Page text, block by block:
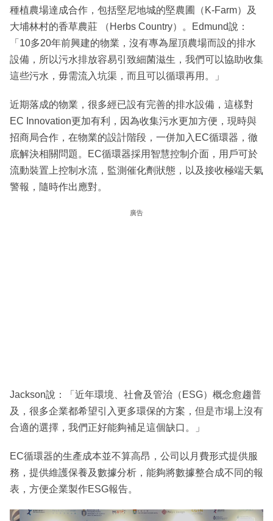
種植農場達成合作，包括堅尼地城的堅農圃（K-Farm）及
大埔林村的香草農莊 （Herbs Country）。Edmund說：
「10多20年前興建的物業，沒有專為屋頂農場而設的排水
設備，所以污水排放容易引致細菌滋生，我們可以協助收集
這些污水，毋需流入坑渠，而且可以循環再用。」
近期落成的物業，很多經已設有完善的排水設備，這樣對
EC Innovation更加有利，因為收集污水更加方便，現時與
招商局合作，在物業的設計階段，一併加入EC循環器，徹
底解決相關問題。EC循環器採用智慧控制介面，用戶可於
流動裝置上控制水流，監測催化劑狀態，以及接收極端天氣
警報，隨時作出應對。
廣告
Jackson說：「近年環境、社會及管治（ESG）概念愈趨普
及，很多企業都希望引入更多環保的方案，但是市場上沒有
合適的選擇，我們正好能夠補足這個缺口。」
EC循環器的生產成本並不算高昂，公司以月費形式提供服
務，提供維護保養及數據分析，能夠將數據整合成不同的報
表，方便企業製作ESG報告。